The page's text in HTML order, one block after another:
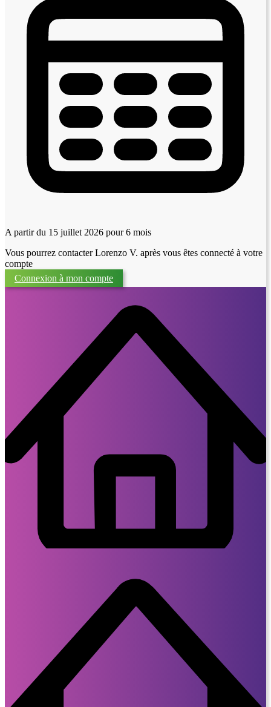
A partir du 15 juillet 2026 pour 6 mois
Vous pourrez contacter Lorenzo V. après vous êtes connecté à votre
compte
Connexion à mon compte